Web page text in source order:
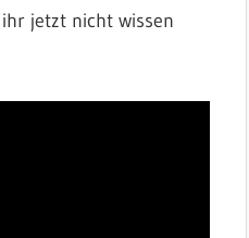
jetzt nicht wissen